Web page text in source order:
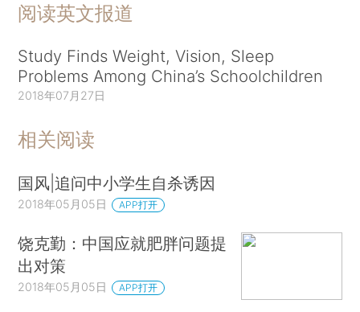
阅读英文报道
Study Finds Weight, Vision, Sleep
Problems Among China’s Schoolchildren
2018年07月27日
相关阅读
国风|追问中小学生自杀诱因
2018年05月05日 APP打开
饶克勤：中国应就肥胖问题提
出对策
2018年05月05日 APP打开